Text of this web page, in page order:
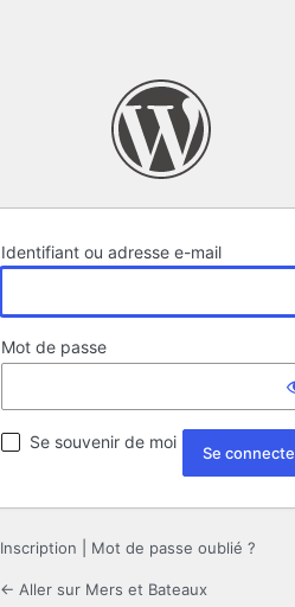
Identifiant ou adresse e-mail
Mot de passe
Se souvenir de moi
Inscription Mot de passe oublié ?
← Aller sur Mers et Bateaux